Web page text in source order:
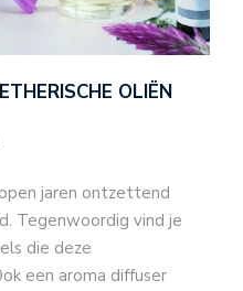
OLIËN
jaren ontzettend
Tegenwoordig vind je
die deze
een aroma diffuser